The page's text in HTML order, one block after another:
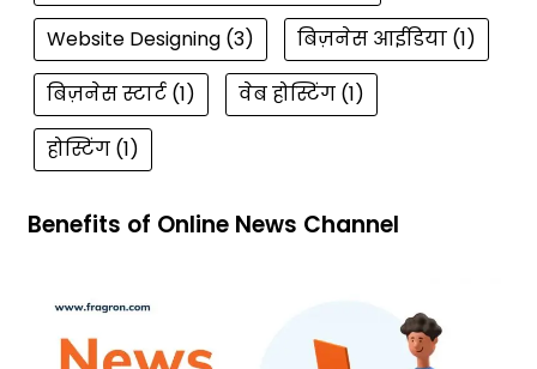
Website Designing(3) बिज़नेस आईडिया(1)
बिज़नेस स्टार्ट(1) वेब होस्टिंग(1)
होस्टिंग(1)
Benefits of Online News Channel